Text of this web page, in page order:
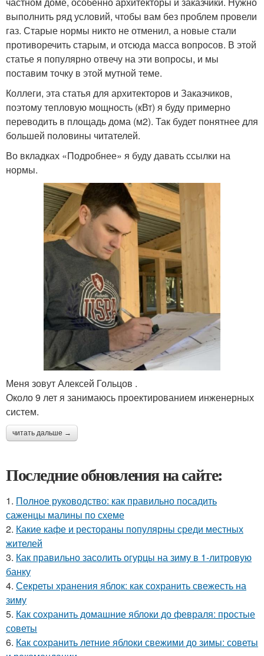
выполнить ряд условий, чтобы вам без проблем провели
газ. Старые нормы никто не отменил, а новые стали
противоречить старым, и отсюда масса вопросов. В этой
статье я популярно отвечу на эти вопросы, и мы
поставим точку в этой мутной теме.
Коллеги, эта статья для архитекторов и Заказчиков,
поэтому тепловую мощность (кВт) я буду примерно
переводить в площадь дома (м2). Так будет понятнее для
большей половины читателей.
Во вкладках «Подробнее» я буду давать ссылки на
нормы.
Меня зовут Алексей Гольцов .
Около 9 лет я занимаюсь проектированием инженерных
систем.
читать дальше →
Последние обновления на сайте:
1. Полное руководство: как правильно посадить
саженцы малины по схеме
2. Какие кафе и рестораны популярны среди местных
жителей
3. Как правильно засолить огурцы на зиму в 1-литровую
банку
4. Секреты хранения яблок: как сохранить свежесть на
зиму
5. Как сохранить домашние яблоки до февраля: простые
советы
6. Как сохранить летние яблоки свежими до зимы: советы